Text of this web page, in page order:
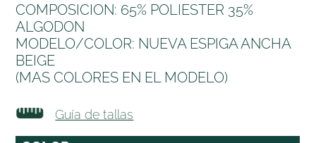
COMPOSICION: 65% POLIESTER 35%
ALGODON
MODELO/COLOR: NUEVA ESPIGA ANCHA
BEIGE
(MAS COLORES EN EL MODELO)
Guía de tallas